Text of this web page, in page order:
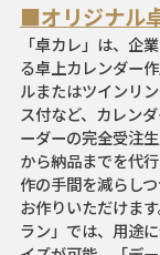
■オリジナル
「卓カレ」は、企
る卓上カレンダー
ルまたはツインリ
ス付など、カレン
ーダーの完全受注
から納品までを代
作の手間を減らし
お作りいただけま
ラン」では、用途